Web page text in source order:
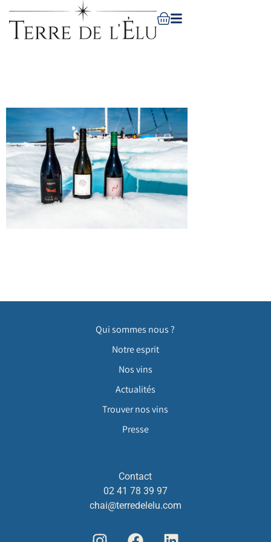
Qui sommes nous ?
Notre esprit
Nos vins
Actualités
Trouver nos vins
Presse
Contact
02 41 78 39 97
chai@terredelelu.com